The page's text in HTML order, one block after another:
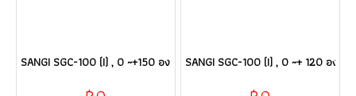
SANGI SGC-100 (I) , 0 ~+150 องศาซี เกจ์วัดอุณหภูมิ/คะปิลลารี่
SANGI SGC-100 (I) , 0 ~+ 120 องศ